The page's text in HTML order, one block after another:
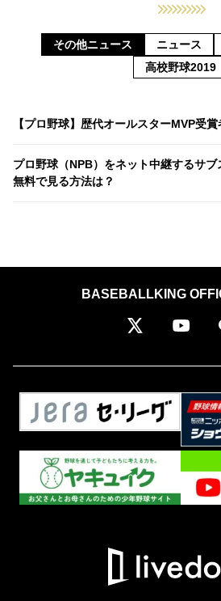
その他ニュース ニュース
高校野球2019
【プロ野球】歴代オールスターMVP受
プロ野球（NPB）をネット中継するサブ
無料で見る方法は？
BASEBALLKING